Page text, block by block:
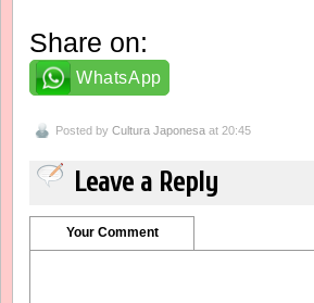
Share on:
WhatsApp
Posted by Cultura Japonesa at 20:45
Leave a Reply
Your Comment